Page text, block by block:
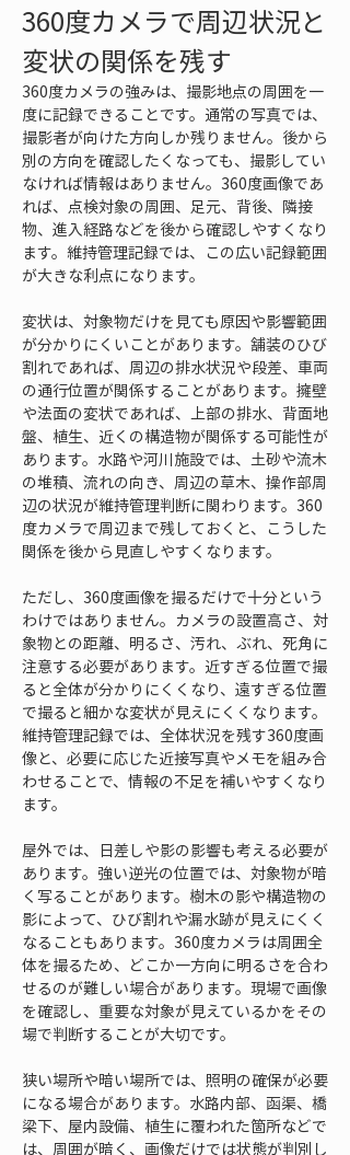
360度カメラで周辺状況と
変状の関係を残す
360度カメラの強みは、撮影地点の周囲を一
度に記録できることです。通常の写真では、
撮影者が向けた方向しか残りません。後から
別の方向を確認したくなっても、撮影してい
なければ情報はありません。360度画像であ
れば、点検対象の周囲、足元、背後、隣接
物、進入経路などを後から確認しやすくなり
ます。維持管理記録では、この広い記録範囲
が大きな利点になります。
変状は、対象物だけを見ても原因や影響範囲
が分かりにくいことがあります。舗装のひび
割れであれば、周辺の排水状況や段差、車両
の通行位置が関係することがあります。擁壁
や法面の変状であれば、上部の排水、背面地
盤、植生、近くの構造物が関係する可能性が
あります。水路や河川施設では、土砂や流木
の堆積、流れの向き、周辺の草木、操作部周
辺の状況が維持管理判断に関わります。360
度カメラで周辺まで残しておくと、こうした
関係を後から見直しやすくなります。
ただし、360度画像を撮るだけで十分という
わけではありません。カメラの設置高さ、対
象物との距離、明るさ、汚れ、ぶれ、死角に
注意する必要があります。近すぎる位置で撮
ると全体が分かりにくくなり、遠すぎる位置
で撮ると細かな変状が見えにくくなります。
維持管理記録では、全体状況を残す360度画
像と、必要に応じた近接写真やメモを組み合
わせることで、情報の不足を補いやすくなり
ます。
屋外では、日差しや影の影響も考える必要が
あります。強い逆光の位置では、対象物が暗
く写ることがあります。樹木の影や構造物の
影によって、ひび割れや漏水跡が見えにくく
なることもあります。360度カメラは周囲全
体を撮るため、どこか一方向に明るさを合わ
せるのが難しい場合があります。現場で画像
を確認し、重要な対象が見えているかをその
場で判断することが大切です。
狭い場所や暗い場所では、照明の確保が必要
になる場合があります。水路内部、函渠、橋
梁下、屋内設備、植生に覆われた箇所などで
は、周囲が暗く、画像だけでは状態が判別し